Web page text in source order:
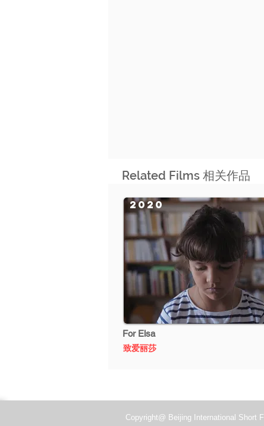
Related Films 相关作品
2020
For Elsa
致爱丽莎
Copyright@ Beijing International Short